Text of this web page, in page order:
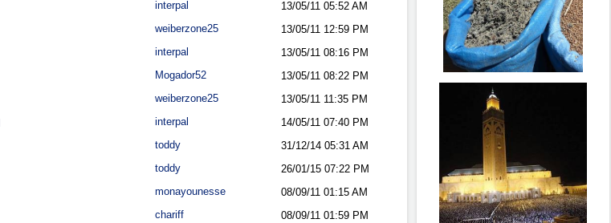
interpal 13/05/11 05:52 AM
weiberzone25 13/05/11 12:59 PM
interpal 13/05/11 08:16 PM
Mogador52 13/05/11 08:22 PM
weiberzone25 13/05/11 11:35 PM
interpal 14/05/11 07:40 PM
toddy 31/12/14 05:31 AM
toddy 26/01/15 07:22 PM
monayounesse 08/09/11 01:15 AM
chariff 08/09/11 01:59 PM